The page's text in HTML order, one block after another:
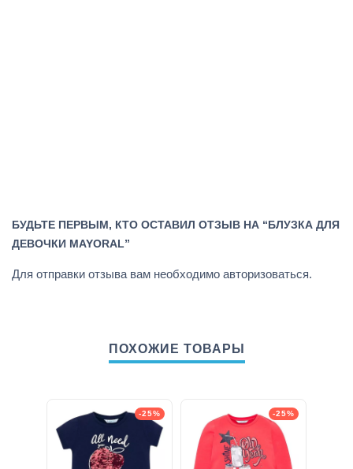
БУДЬТЕ ПЕРВЫМ, КТО ОСТАВИЛ ОТЗЫВ НА “БЛУЗКА ДЛЯ
ДЕВОЧКИ MAYORAL”
Для отправки отзыва вам необходимо авторизоваться.
ПОХОЖИЕ ТОВАРЫ
-25% -25%